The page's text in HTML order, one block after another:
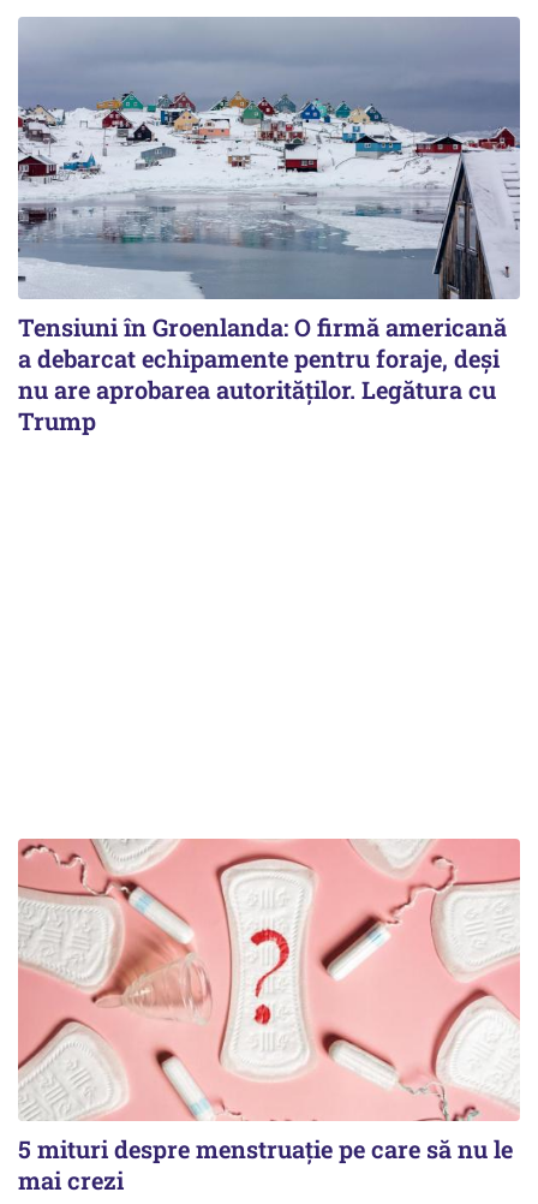
Tensiuni în Groenlanda: O firmă americană
a debarcat echipamente pentru foraje, deși
nu are aprobarea autorităților. Legătura cu
Trump
5 mituri despre menstruație pe care să nu le
mai crezi